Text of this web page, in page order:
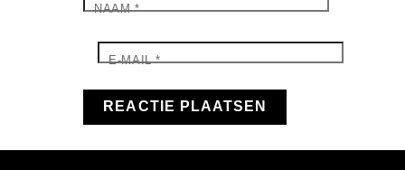
NAAM*
E-MAIL*